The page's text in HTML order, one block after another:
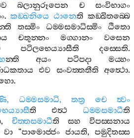
බලානුරූපෙන ච
සංවිභාගං
.කඞ‍්ඛනියෙ ඨානෙති කඞ‍්ඛිතබ‍්බෙ
තස‍්මිං ධම‍්මසමාධිස‍්මිං
ඨිතො
චතුන‍්නං මග‍්ගානං
වසෙන
පටිලභෙය්‍යාසීති දස‍්සෙති.
න‍්ති අයං පටිපදා
මය‍්හං
එව සංවත‍්තතීති අත්‍ථො.
.
, ධම‍්මසමාධි,තත්‍ර චෙ
ත්‍වං
ති එත්‍ථ ධම‍්මසමාධීති
, චිත‍්තසමාධීති සහ
විපස‍්සනාය
වා “පාමොජ‍්ජං ජායති, පමුදිතස‍්ස